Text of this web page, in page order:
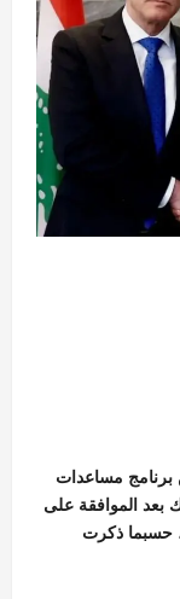
برنامج مساعدات
يورو، وذلك بعد الموافقة على
حسبما ذكرت